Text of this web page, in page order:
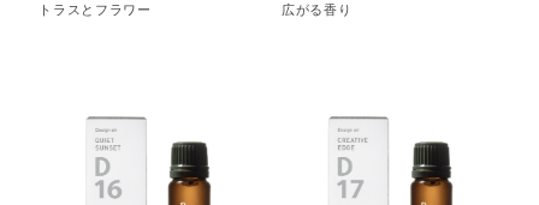
トラスとフラワー
広がる香り